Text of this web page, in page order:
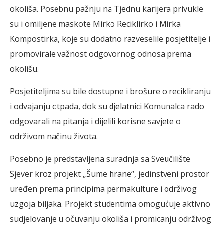
okoliša. Posebnu pažnju na Tjednu karijera privukle
su i omiljene maskote Mirko Reciklirko i Mirka
Kompostirka, koje su dodatno razveselile posjetitelje i
promovirale važnost odgovornog odnosa prema
okolišu.
Posjetiteljima su bile dostupne i brošure o recikliranju
i odvajanju otpada, dok su djelatnici Komunalca rado
odgovarali na pitanja i dijelili korisne savjete o
održivom načinu života.
Posebno je predstavljena suradnja sa Sveučilište
Sjever kroz projekt „Šume hrane“, jedinstveni prostor
uređen prema principima permakulture i održivog
uzgoja biljaka. Projekt studentima omogućuje aktivno
sudjelovanje u očuvanju okoliša i promicanju održivog